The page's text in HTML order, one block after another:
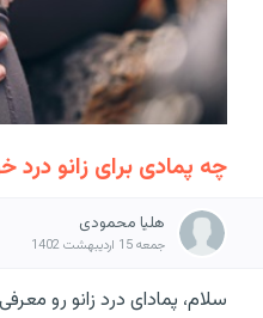
چه پمادی برای زانو درد
هلیا محمودی
جمعه 15 اردیبهشت 1402
سلام، پمادای درد زانو رو